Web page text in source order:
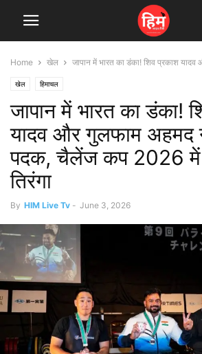
Home खेल जापान में भारत का डंका! शिव प्रकाश
खेल हिमाचल
जापान में भारत का डंका!
यादव और गुलफाम अहमद
पदक, चैलेंज कप 2026 में
तिरंगा
By HIM Live Tv - June 3, 2026